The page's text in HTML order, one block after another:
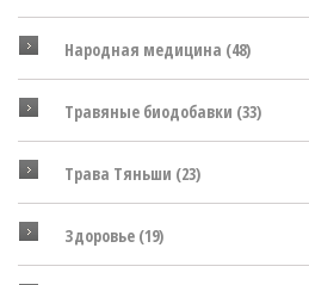
Народная медицина (48)
Травяные биодобавки (33)
Трава Тяньши (23)
Здоровье (19)